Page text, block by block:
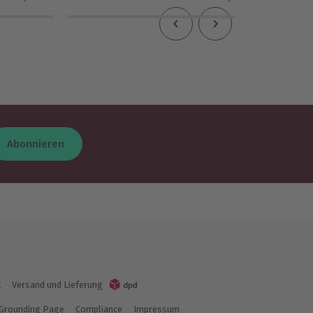
Abonnieren
Versand und Lieferung
Grounding Page Compliance Impressum